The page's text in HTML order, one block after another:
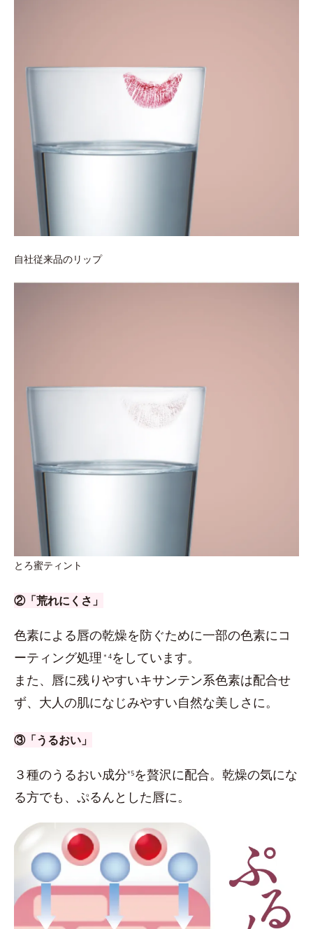
自社従来品のリップ
とろ蜜ティント
②「荒れにくさ」
色素による唇の乾燥を防ぐために一部の色素にコ
ーティング処理 ＊4をしています。
また、唇に残りやすいキサンテン系色素は配合せ
ず、大人の肌になじみやすい自然な美しさに。
③「うるおい」
３種のうるおい成分*5を贅沢に配合。乾燥の気にな
る方でも、ぷるんとした唇に。